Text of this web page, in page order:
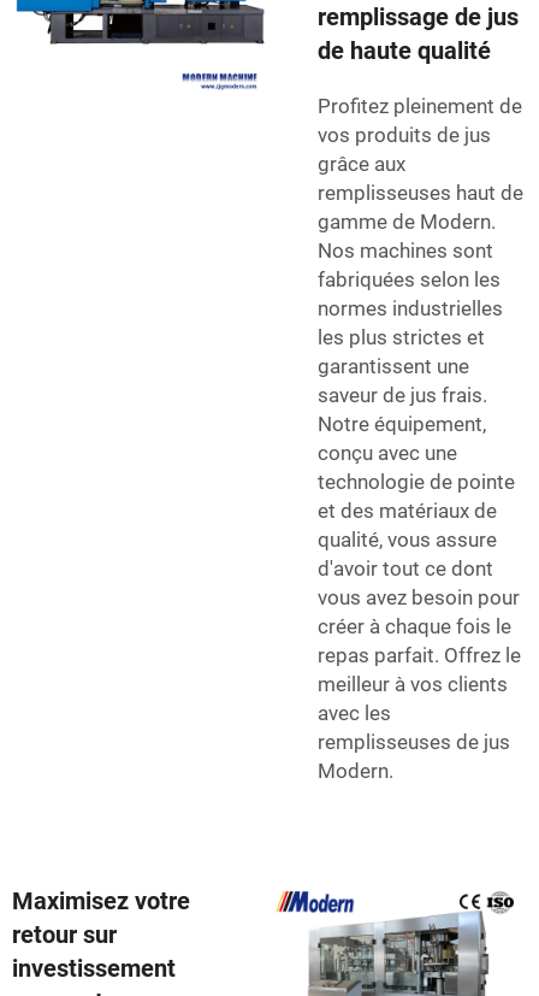
remplissage de jus
de haute qualité
Profitez pleinement de
vos produits de jus
grâce aux
remplisseuses haut de
gamme de Modern.
Nos machines sont
fabriquées selon les
normes industrielles
les plus strictes et
garantissent une
saveur de jus frais.
Notre équipement,
conçu avec une
technologie de pointe
et des matériaux de
qualité, vous assure
d'avoir tout ce dont
vous avez besoin pour
créer à chaque fois le
repas parfait. Offrez le
meilleur à vos clients
avec les
remplisseuses de jus
Modern.
Maximisez votre
retour sur
investissement